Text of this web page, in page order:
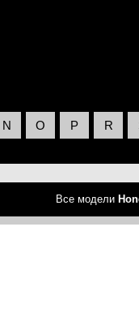
N O P R
Все модели